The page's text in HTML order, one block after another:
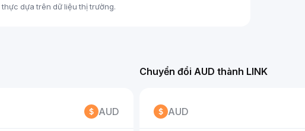
dựa trên dữ liệu thị trường.
AUD
Chuyển đổi AUD thành LINK
AUD